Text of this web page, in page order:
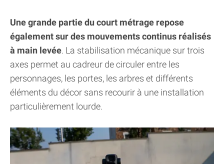
Une grande partie du court métrage repose
également sur des mouvements continus réalisés
à main levée. La stabilisation mécanique sur trois
axes permet au cadreur de circuler entre les
personnages, les portes, les arbres et différents
éléments du décor sans recourir à une installation
particulièrement lourde.